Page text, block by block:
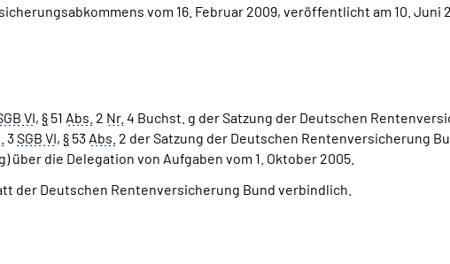
vom 16. Februar 2009, veröffentlicht am 10. Juni
VI, § 51 Abs. 2 Nr. 4 Buchst. g der Satzung der Deutschen
3SGB VI, § 53 Abs. 2 der Satzung der Deutschen Rentenversicherung
die Delegation von Aufgaben vom 1. Oktober 2005.
der Deutschen Rentenversicherung Bund verbindlich.